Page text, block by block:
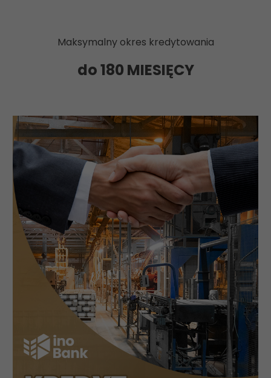
Maksymalny okres kredytowania
do 180 MIESIĘCY